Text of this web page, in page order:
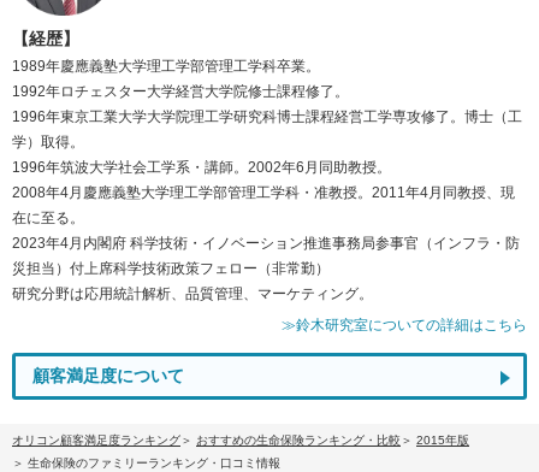
【経歴】
1989年慶應義塾大学理工学部管理工学科卒業。
1992年ロチェスター大学経営大学院修士課程修了。
1996年東京工業大学大学院理工学研究科博士課程経営工学専攻修了。博士（工
学）取得。
1996年筑波大学社会工学系・講師。2002年6月同助教授。
2008年4月慶應義塾大学理工学部管理工学科・准教授。2011年4月同教授、現
在に至る。
2023年4月内閣府 科学技術・イノベーション推進事務局参事官（インフラ・防
災担当）付上席科学技術政策フェロー（非常勤）
研究分野は応用統計解析、品質管理、マーケティング。
≫鈴木研究室についての詳細はこちら
顧客満足度について
オリコン顧客満足度ランキング おすすめの生命保険ランキング・比較
2015年版
生命保険のファミリーランキング・口コミ情報